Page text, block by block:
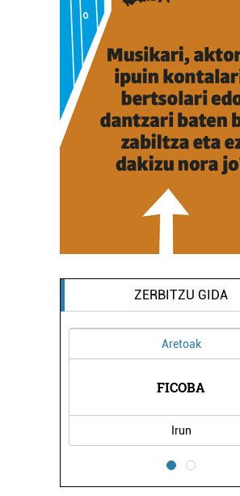
ZERBITZU GIDA
Aretoak
FICOBA
Irun